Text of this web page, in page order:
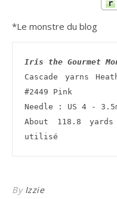
*Le monstre du blog
Iris the Gourmet
Cascade yarns
#2449 Pink
Needle : US 4 -
About 118.8
utilisé
By Izzie